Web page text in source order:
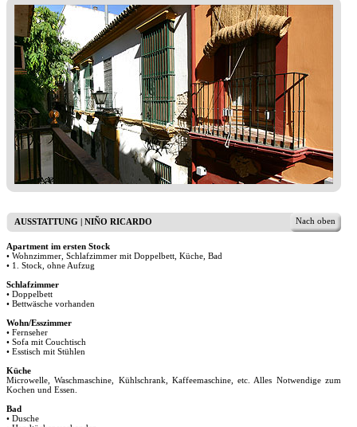
Nach oben
AUSSTATTUNG | NIÑO RICARDO
Apartment im ersten Stock
• Wohnzimmer, Schlafzimmer mit Doppelbett, Küche, Bad
• 1. Stock, ohne Aufzug
Schlafzimmer
• Doppelbett
• Bettwäsche vorhanden
Wohn/Esszimmer
• Fernseher
• Sofa mit Couchtisch
• Esstisch mit Stühlen
Küche
Microwelle, Waschmaschine, Kühlschrank, Kaffeemaschine, etc. Alles Notwendige zum
Kochen und Essen.
Bad
• Dusche